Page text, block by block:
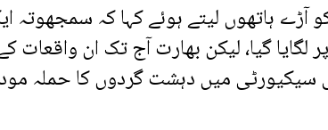
آڑے ہاتھوں لیتے ہوئے کہا کہ سمجھوتہ
لگایا گیا، لیکن بھارت آج تک ان
فوج کی سیکیورٹی میں دہشت گردوں کا